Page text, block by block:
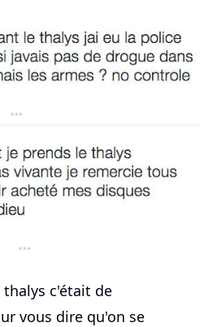
c'était de
vous dire qu'on se